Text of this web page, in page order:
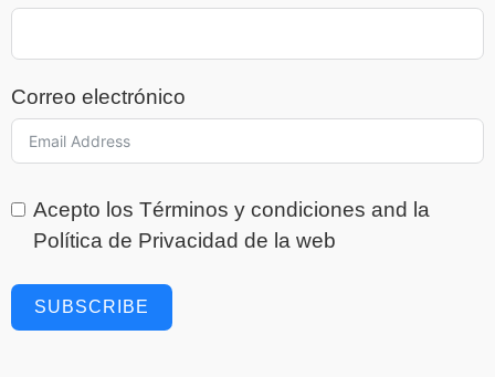
Correo electrónico
Acepto los Términos y condiciones and la
Política de Privacidad de la web
SUBSCRIBE